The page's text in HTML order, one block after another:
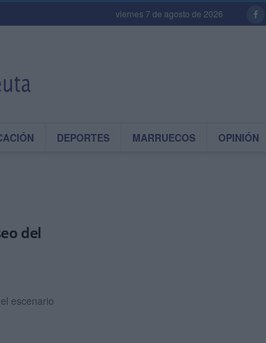
viernes 7 de agosto de 2026
DEPORTES MARRUECOS OPINIÓN
del
escenario